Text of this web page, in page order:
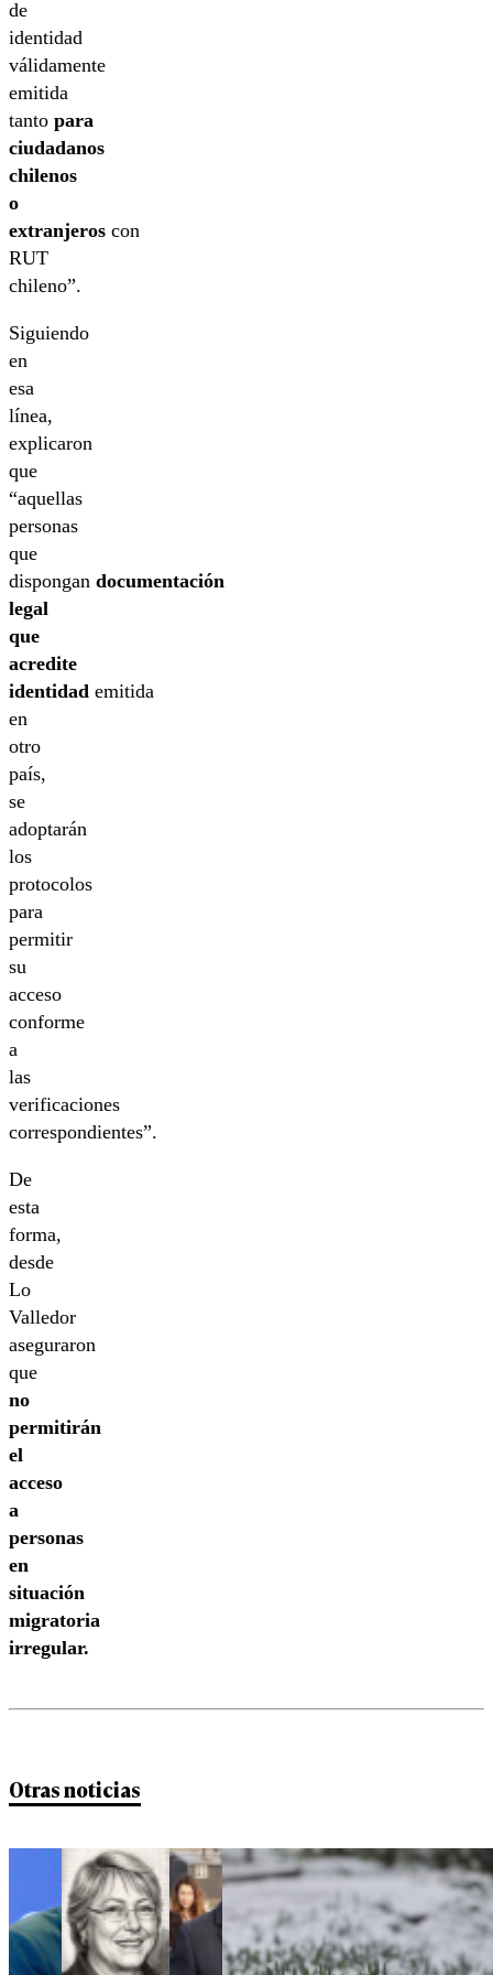
de
identidad
válidamente
emitida
tanto para
ciudadanos
chilenos
o
extranjeros con
RUT
chileno”.
Siguiendo
en
esa
línea,
explicaron
que
“aquellas
personas
que
dispongan documentación
legal
que
acredite
identidad emitida
en
otro
país,
se
adoptarán
los
protocolos
para
permitir
su
acceso
conforme
a
las
verificaciones
correspondientes”.
De
esta
forma,
desde
Lo
Valledor
aseguraron
que
no
permitirán
el
acceso
a
personas
en
situación
migratoria
irregular.
Otras noticias